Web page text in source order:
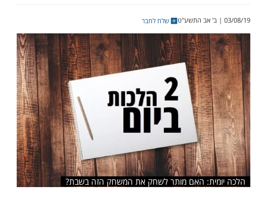
- תלישת צמר גפן וחיבור פאזל בשבת
שלח לחבר